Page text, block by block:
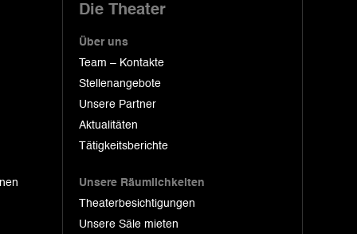
Die Theater
Über uns
Team – Kontakte
Stellenangebote
Unsere Partner
Aktualitäten
Tätigkeitsberichte
Unsere Räumlichkeiten
Theaterbesichtigungen
Unsere Säle mieten